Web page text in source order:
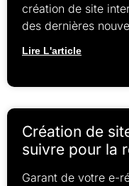
création de site
des dernières
Lire L'article
Création de
suivre pour la
Garant de votre e-